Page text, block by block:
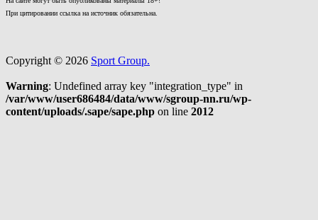
При цитировании ссылка на источник обязательна.
Copyright © 2026 Sport Group.
Warning: Undefined array key "integration_type" in
/var/www/user686484/data/www/sgroup-nn.ru/wp-
content/uploads/.sape/sape.php on line 2012